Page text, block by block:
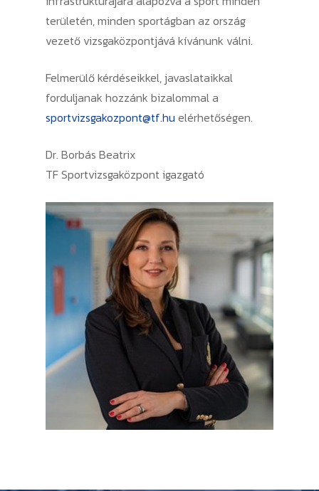
területén, minden sportágban az ország
vezető vizsgaközpontjává kívánunk válni.
Felmerülő kérdéseikkel, javaslataikkal
forduljanak hozzánk bizalommal a
sportvizsgakozpont@tf.hu elérhetőségen.
Dr. Borbás Beatrix
TF Sportvizsgaközpont igazgató